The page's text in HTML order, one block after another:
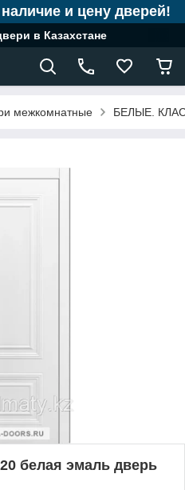
и цену дверей!
в Казахстане
межкомнатные БЕЛЫЕ.
белая эмаль дверь